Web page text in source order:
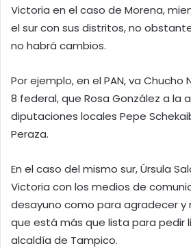
Victoria en el caso de Morena,
el sur con sus distritos, no
no habrá cambios.
Por ejemplo, en el PAN, va
8 federal, que Rosa González a la
diputaciones locales Pepe
Peraza.
En el caso del mismo sur, Úrsula
Victoria con los medios de
desayuno como para agradecer y
que está más que lista para pedir
alcaldía de Tampico.